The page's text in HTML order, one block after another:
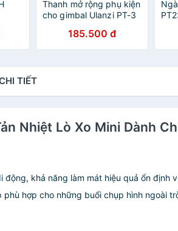
Thanh mở rộng phụ kiện
cho gimbal Ulanzi PT-3
185.500 đ
TIẾT
Nhiệt Lò Xo Mini Dành
khả năng làm mát hiệu quả ổn
hợp cho những buổi chụp hình ngoài